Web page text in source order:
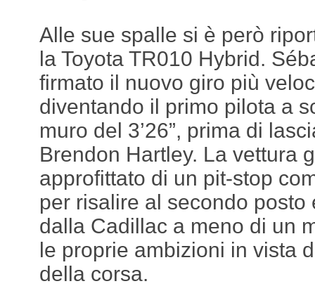
Alle sue spalle si è però
la Toyota TR010 Hybrid.
firmato il nuovo giro più
diventando il primo pilota a
muro del 3’26”, prima di
Brendon Hartley. La vettura
approfittato di un pit-stop
per risalire al secondo posto
dalla Cadillac a meno di un
le proprie ambizioni in vista
della corsa.